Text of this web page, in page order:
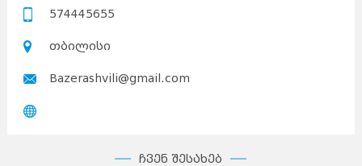
574445655
თბილისი
Bazerashvili@gmail.com
ჩვენ შესახებ